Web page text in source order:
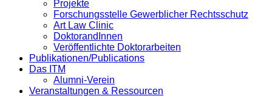
Projekte
Forschungsstelle Gewerblicher Rechtsschutz
Art Law Clinic
DoktorandInnen
Veröffentlichte Doktorarbeiten
Publikationen/Publications
Das ITM
Alumni-Verein
Veranstaltungen & Ressourcen